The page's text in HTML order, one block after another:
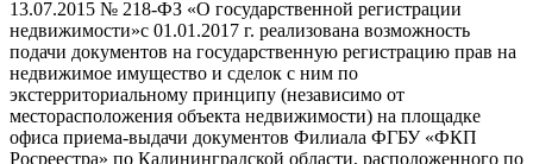
13.07.2015 № 218-ФЗ «О государственной регистрации
недвижимости»с 01.01.2017 г. реализована возможность
подачи документов на государственную регистрацию прав на
недвижимое имущество и сделок с ним по
экстерриториальному принципу (независимо от
месторасположения объекта недвижимости) на площадке
офиса приема-выдачи документов Филиала ФГБУ «ФКП
Росреестра» по Калининградской области, расположенного по